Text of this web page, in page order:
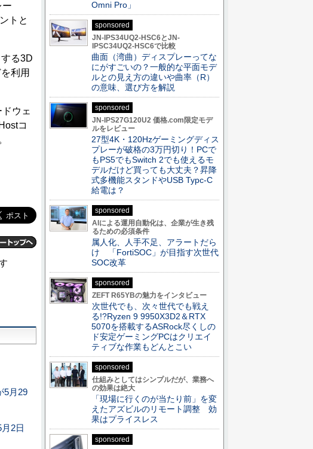
ー
トと
る3D
利用
ウェ
コ
5月29
2日
Omni Pro」
sponsored
JN-IPS34UQ2-HSC6とJN-
IPSC34UQ2-HSC6で比較
曲面（湾曲）ディスプレーってな
にがすごいの？一般的な平面モデ
ルとの見え方の違いや曲率（R）
の意味、選び方を解説
sponsored
JN-IPS27G120U2 価格.com限定モデ
ルをレビュー
27型4K・120Hzゲーミングディス
プレーが破格の3万円切り！PCで
もPS5でもSwitch 2でも使えるモ
デルだけど買っても大丈夫？昇降
式多機能スタンドやUSB Typc-C
給電は？
sponsored
AIによる運用自動化は、企業が生き残
るための必須条件
属人化、人手不足、アラートだら
け 「FortiSOC」が目指す次世代
SOC改革
sponsored
ZEFT R65YBの魅力をインタビュー
次世代でも、次々世代でも戦え
る!?Ryzen 9 9950X3D2＆RTX
5070を搭載するASRock尽くしの
ド安定ゲーミングPCはクリエイ
ティブな作業もどんとこい
sponsored
仕組みとしてはシンプルだが、業務へ
の効果は絶大
「現場に行くのが当たり前」を変
えたアズビルのリモート調整 効
果はプライスレス
sponsored